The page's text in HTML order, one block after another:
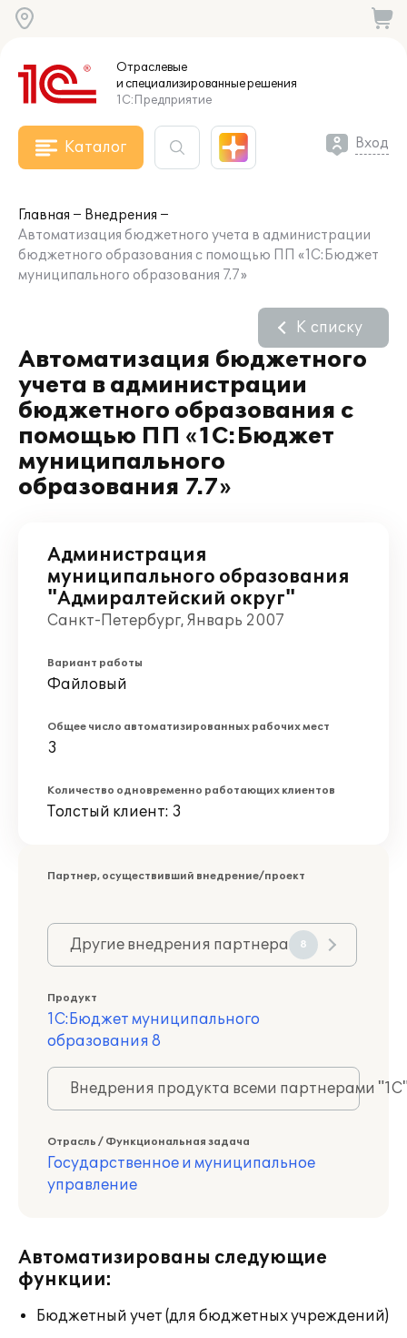
Отраслевые
и специализированныерешения
1С:Предприятие
Каталог Вход
Главная
Внедрения
Автоматизация бюджетного учета в администрации
бюджетного образования с помощью ПП «1С:Бюджет
муниципального образования 7.7»
Автоматизация бюджетного
учета в администрации
бюджетного образования с
помощью ПП «1С:Бюджет
муниципального
образования 7.7»
К списку
Администрация
муниципального образования
"Адмиралтейский округ"
Санкт-Петербург, Январь 2007
Вариант работы
Файловый
Общее число автоматизированных рабочих мест
3
Количество одновременно работающих клиентов
Толстый клиент: 3
Партнер, осуществивший внедрение/проект
Другие внедрения партнера 8
Продукт
1С:Бюджет муниципального
образования 8
Внедрения продукта всеми партнерами
Отрасль / Функциональная задача
Государственное и муниципальное
управление
Автоматизированы следующие
функции:
Бюджетный учет (для бюджетных учреждений)